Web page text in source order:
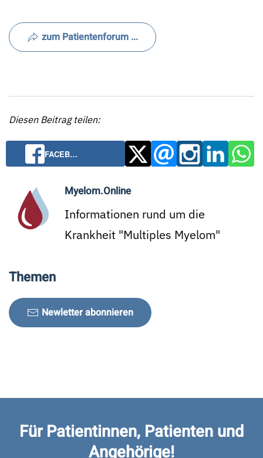
zum Patientenforum ...
Diesen Beitrag teilen:
FACEB…
Myelom.Online
Informationen rund um die
Krankheit "Multiples Myelom"
Themen
Newletter abonnieren
Für Patientinnen, Patienten und
Angehörige!